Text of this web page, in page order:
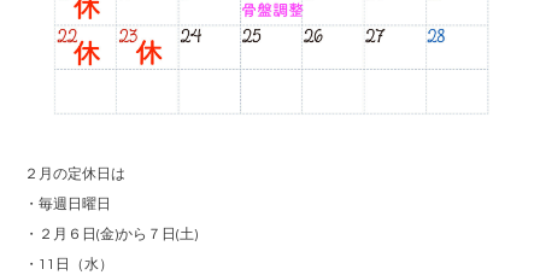
２月の定休日は
・毎週日曜日
・２月６日(金)から７日(土)
・11日（水）